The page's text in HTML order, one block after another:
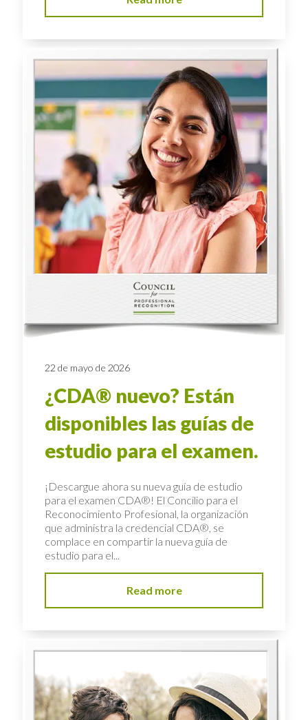
22 de mayo de 2026
¿CDA® nuevo? Están
disponibles las guías de
estudio para el examen.
¡Descargue ahora su nueva guía de estudio
para el examen CDA®! El Concilio para el
Reconocimiento Profesional, la organización
que administra la credencial CDA®, se
complace en compartir la nueva guía de
estudio para el...
Read more